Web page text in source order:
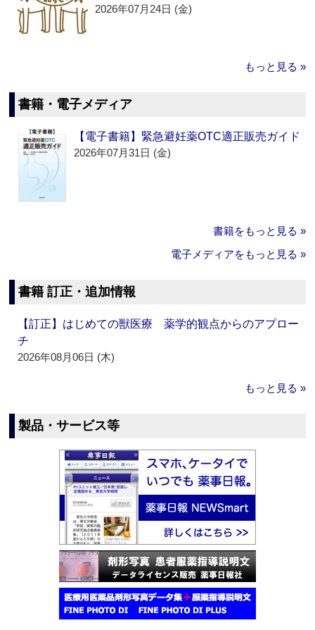
2026年07月24日 (金)
もっと見る »
書籍・電子メディア
【電子書籍】緊急避妊薬OTC適正販売ガイド
2026年07月31日 (金)
書籍をもっと見る »
電子メディアをもっと見る »
書籍 訂正・追加情報
【訂正】はじめての獣医療 薬学的観点からのアプロー
チ
2026年08月06日 (木)
もっと見る »
製品・サービス等